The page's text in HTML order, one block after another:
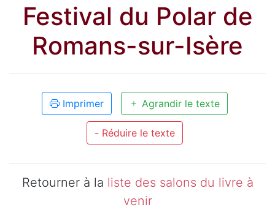
Festival du Polar de
Romans-sur-Isère
Imprimer Agrandir le texte
- Réduire le texte
Retourner à la liste des salons du livre à
venir